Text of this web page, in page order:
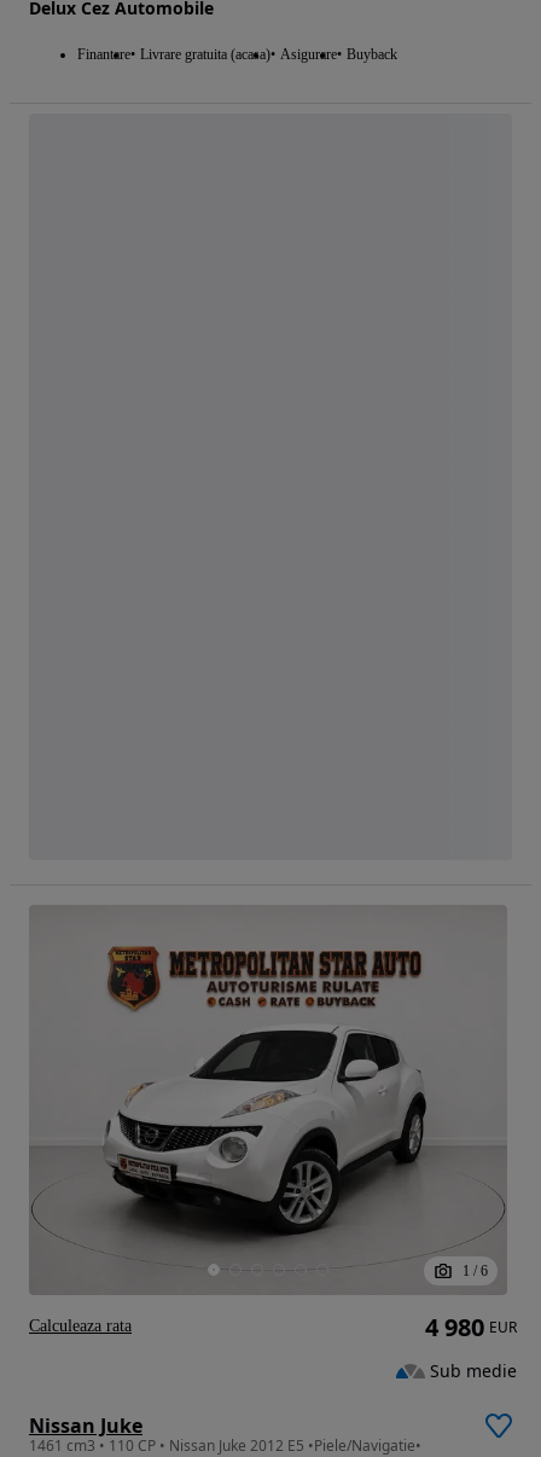
Delux Cez Automobile
Finantare Livrare gratuita (acasa) Asigurare Buyback
1 / 6
Nissan Juke
1461 cm3 • 110 CP • Nissan Juke 2012 E5 •Piele/Navigatie•
4 980 EUR
Sub medie
Calculeaza rata